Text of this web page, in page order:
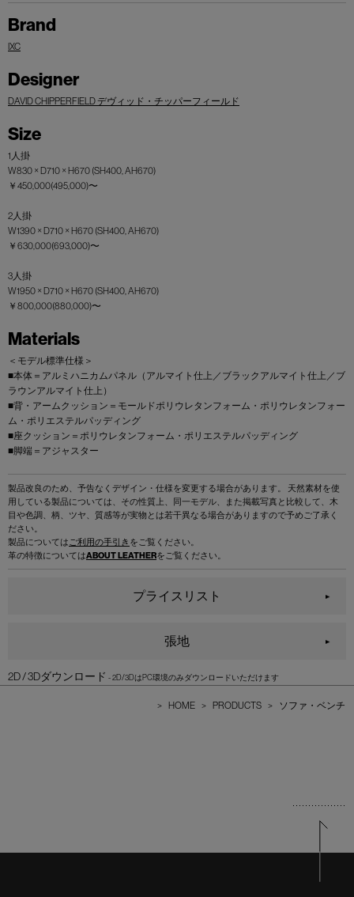
Brand
IXC
Designer
DAVID CHIPPERFIELD デヴィッド・チッパーフィールド
Size
1人掛
W830 × D710 × H670 (SH400, AH670)
￥450,000(495,000)〜
2人掛
W1390 × D710 × H670 (SH400, AH670)
￥630,000(693,000)〜
3人掛
W1950 × D710 × H670 (SH400, AH670)
￥800,000(880,000)〜
Materials
＜モデル標準仕様＞
■本体＝アルミハニカムパネル（アルマイト仕上／ブラックアルマイト仕上／ブ
ラウンアルマイト仕上）
■背・アームクッション＝モールドポリウレタンフォーム・ポリウレタンフォー
ム・ポリエステルパッディング
■座クッション＝ポリウレタンフォーム・ポリエステルパッディング
■脚端＝アジャスター
製品改良のため、予告なくデザイン・仕様を変更する場合があります。 天然素材を使
用している製品については、その性質上、同一モデル、また掲載写真と比較して、木
目や色調、柄、ツヤ、質感等が実物とは若干異なる場合がありますので予めご了承く
ださい。
製品については ご利用の手引き をご覧ください。
革の特徴についてはABOUT LEATHERをご覧ください。
プライスリスト
張地
2D / 3Dダウンロード
> HOME > PRODUCTS > ソファ・ベンチ